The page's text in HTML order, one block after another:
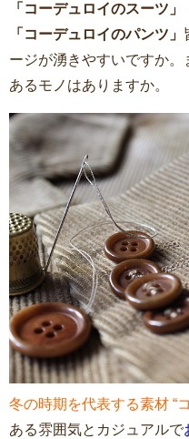
「コーデュロイのスーツ
「コーデュロイのパンツ」
ージが湧きやすいですか
あるモノはありますか。
冬の時期を代表する素材 “
ある雰囲気とカジュアルで